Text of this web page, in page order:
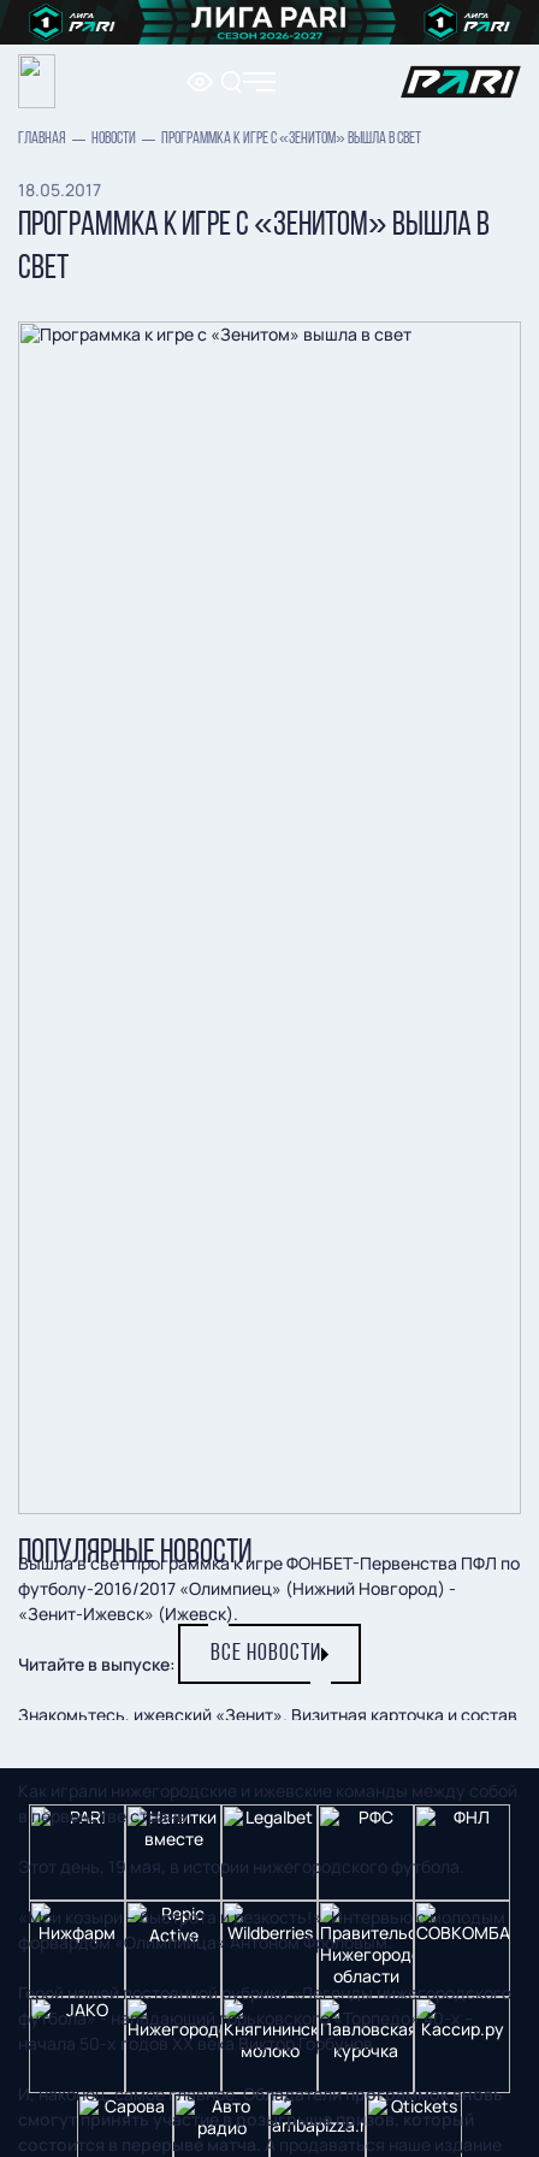
ГЛАВНАЯ НОВОСТИ ПРОГРАММКА К ИГРЕ С «ЗЕНИТОМ» ВЫШЛА В СВЕТ
18.05.2017
ПРОГРАММКА К ИГРЕ С «ЗЕНИТОМ» ВЫШЛА В
СВЕТ
Вышла в свет программка к игре ФОНБЕТ-Первенства ПФЛ по
футболу-2016/2017 «Олимпиец» (Нижний Новгород) -
«Зенит-Ижевск» (Ижевск).
Читайте в выпуске:
Знакомьтесь, ижевский «Зенит». Визитная карточка и состав
Как играли нижегородские и ижевские команды между собой
в первенстве страны.
Этот день, 19 мая, в истории нижегородского футбола.
«Мои козыри – быстрота и резкость!». Интервью с молодым
форвардом «Олимпийца» Антоном Фроловым.
Герой нашей постоянной рубрики «Легенды нижегородского
футбола» - нападающий горьковского «Торпедо» 40-х –
начала 50-х годов ХХ века Виктор Горбунов.
И, наконец, самое главное.Обладатели программок вновь
смогут принять участие в розыгрыше призов, который
состоится в перерыве матча. А продаваться наше издание
ПОПУЛЯРНЫЕ НОВОСТИ
ВСЕ НОВОСТИ